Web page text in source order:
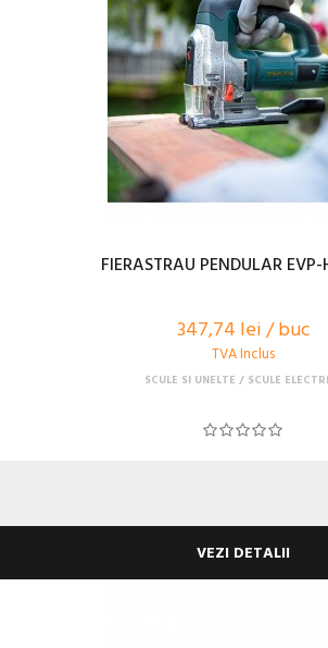
FIERASTRAU PENDULAR EVP-
347,74 lei / buc
TVA Inclus
SCULE SI UNELTE SCULE
VEZI DETALII